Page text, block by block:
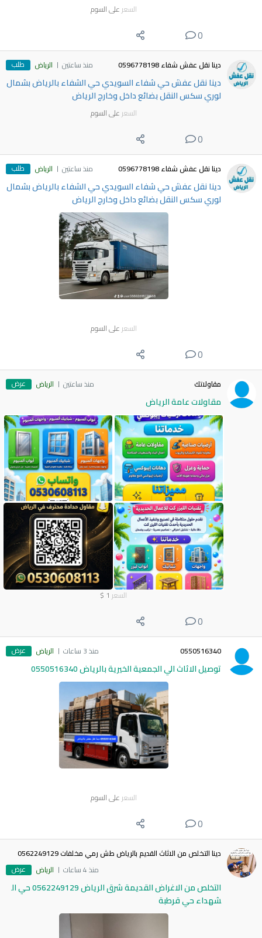
السعر على السوم
0
دينا نقل عفش شفاء 0596778198 منذ ساعتين الرياض طلب
دينا نقل عفش حي شفاء السويدي حي الشفاء بالرياض بشمال
لوري سكس النقل بضائع داخل وخارج الرياض
السعر على السوم
0
دينا نقل عفش شفاء 0596778198 منذ ساعتين الرياض طلب
دينا نقل عفش حي شفاء السويدي حي الشفاء بالرياض بشمال
لوري سكس النقل بضائع داخل وخارج الرياض
السعر على السوم
0
مقاولاتك منذ ساعتين الرياض عرض
مقاولات عامة الرياض
السعر 1
$
0
0550516340 منذ 3 ساعات الرياض عرض
توصيل الاثاث الي الجمعية الخيرية بالرياض 0550516340
السعر على السوم
0
دينا التخلص من الاثاث القديم بالرياض طش رمي مخلفات 0562249129
منذ 4 ساعات
الرياض عرض
التخلص من الاغراض القديمة شرق الرياض 0562249129 حي ال
شهداء حي قرطبة